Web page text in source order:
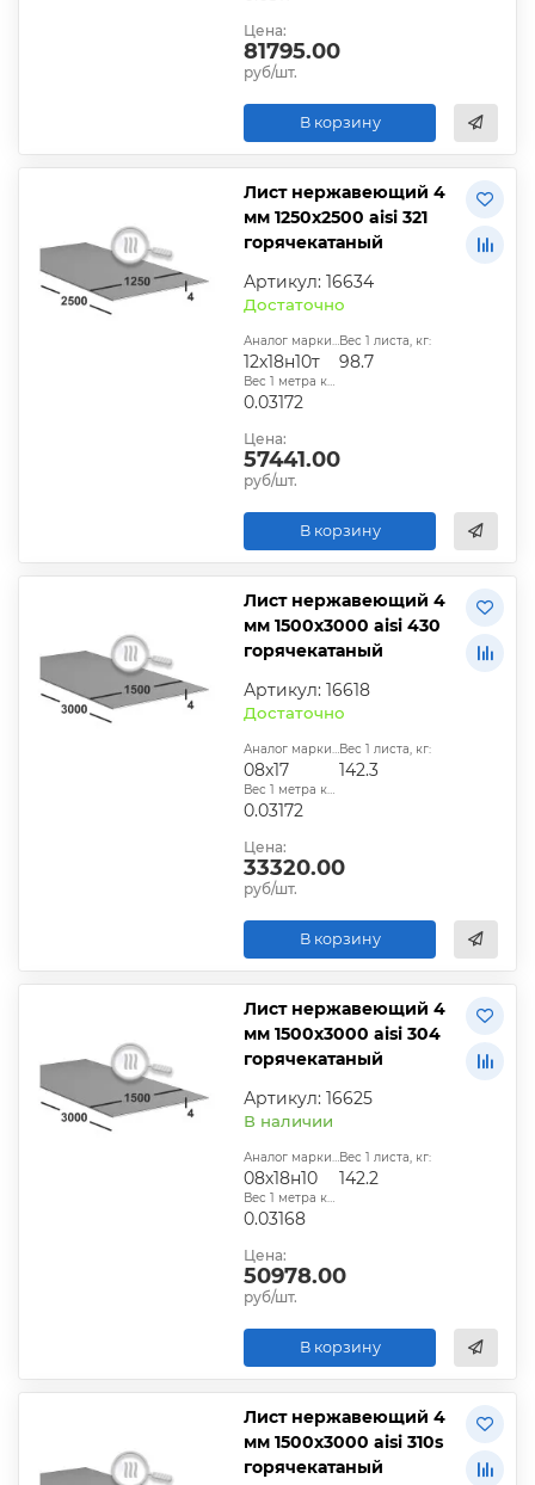
Цена:
81795.00
руб/шт.
В корзину
Лист нержавеющий 4
мм 1250х2500 aisi 321
горячекатаный
Артикул: 16634
Достаточно
Аналог марки стали:
12х18н10т
Вес 1 листа, кг:
98.7
Вес 1 метра квадратного, т:
0.03172
Цена:
57441.00
руб/шт.
В корзину
Лист нержавеющий 4
мм 1500х3000 aisi 430
горячекатаный
Артикул: 16618
Достаточно
Аналог марки стали:
08x17
Вес 1 листа, кг:
142.3
Вес 1 метра квадратного, т:
0.03172
Цена:
33320.00
руб/шт.
В корзину
Лист нержавеющий 4
мм 1500х3000 aisi 304
горячекатаный
Артикул: 16625
В наличии
Аналог марки стали:
08х18н10
Вес 1 листа, кг:
142.2
Вес 1 метра квадратного, т:
0.03168
Цена:
50978.00
руб/шт.
В корзину
Лист нержавеющий 4
мм 1500х3000 aisi 310s
горячекатаный